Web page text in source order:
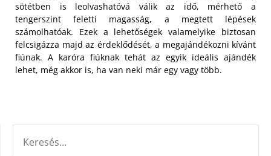
sötétben is leolvashatóvá válik az idő, mérhető a
tengerszint feletti magasság, a megtett lépések
számolhatóak. Ezek a lehetőségek valamelyike biztosan
felcsigázza majd az érdeklődését, a megajándékozni kívánt
fiúnak. A karóra fiúknak tehát az egyik ideális ajándék
lehet, még akkor is, ha van neki már egy vagy több.